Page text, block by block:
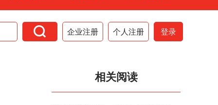
 企业注册 个人注册 登录
相关阅读